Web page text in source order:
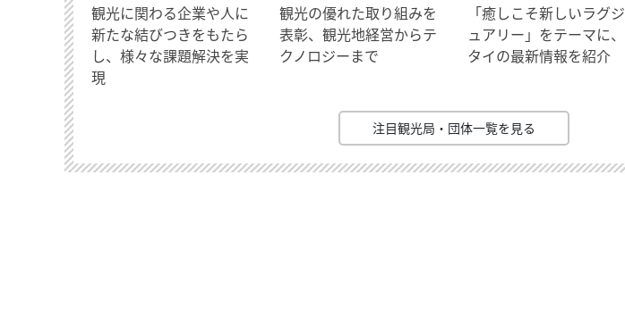
観光に関わる企業や人に
新たな結びつきをもたら
し、様々な課題解決を実
現
観光の優れた取り組みを
表彰、観光地経営からテ
クノロジーまで
「癒しこそ新しいラグジ
ュアリー」をテーマに、
タイの最新情報を紹介
注目観光局・団体一覧を見る